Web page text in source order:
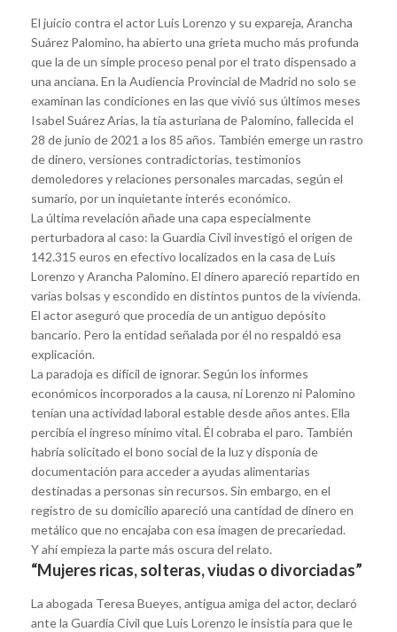
El juicio contra el actor Luis Lorenzo y su expareja, Arancha
Suárez Palomino, ha abierto una grieta mucho más profunda
que la de un simple proceso penal por el trato dispensado a
una anciana. En la Audiencia Provincial de Madrid no solo se
examinan las condiciones en las que vivió sus últimos meses
Isabel Suárez Arias, la tía asturiana de Palomino, fallecida el
28 de junio de 2021 a los 85 años. También emerge un rastro
de dinero, versiones contradictorias, testimonios
demoledores y relaciones personales marcadas, según el
sumario, por un inquietante interés económico.
La última revelación añade una capa especialmente
perturbadora al caso: la Guardia Civil investigó el origen de
142.315 euros en efectivo localizados en la casa de Luis
Lorenzo y Arancha Palomino. El dinero apareció repartido en
varias bolsas y escondido en distintos puntos de la vivienda.
El actor aseguró que procedía de un antiguo depósito
bancario. Pero la entidad señalada por él no respaldó esa
explicación.
La paradoja es difícil de ignorar. Según los informes
económicos incorporados a la causa, ni Lorenzo ni Palomino
tenían una actividad laboral estable desde años antes. Ella
percibía el ingreso mínimo vital. Él cobraba el paro. También
habría solicitado el bono social de la luz y disponía de
documentación para acceder a ayudas alimentarias
destinadas a personas sin recursos. Sin embargo, en el
registro de su domicilio apareció una cantidad de dinero en
metálico que no encajaba con esa imagen de precariedad.
Y ahí empieza la parte más oscura del relato.
“Mujeres ricas, solteras, viudas o divorciadas”
La abogada Teresa Bueyes, antigua amiga del actor, declaró
ante la Guardia Civil que Luis Lorenzo le insistía para que le